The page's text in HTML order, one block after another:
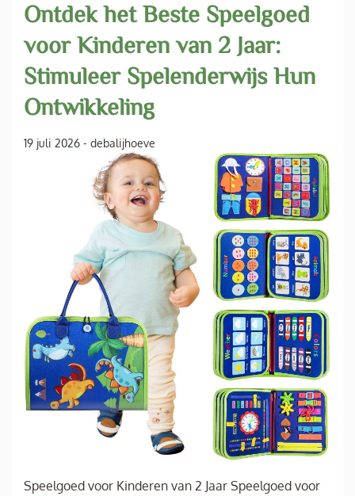
Ontdek het Beste Speelgoed
voor Kinderen van 2 Jaar:
Stimuleer Spelenderwijs Hun
Ontwikkeling
19 juli 2026 - debalijhoeve
Speelgoed voor Kinderen van 2 Jaar Speelgoed voor